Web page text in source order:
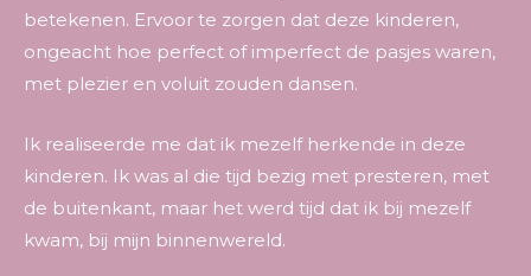
betekenen. Ervoor te zorgen dat deze kinderen,
ongeacht hoe perfect of imperfect de pasjes waren,
met plezier en voluit zouden dansen.
Ik realiseerde me dat ik mezelf herkende in deze
kinderen. Ik was al die tijd bezig met presteren, met
de buitenkant, maar het werd tijd dat ik bij mezelf
kwam, bij mijn binnenwereld.